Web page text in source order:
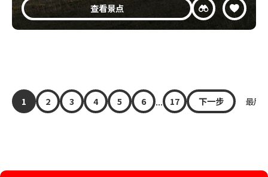
查看景点
1 2 3 4 5 6 ... 17 下一步 最后 »